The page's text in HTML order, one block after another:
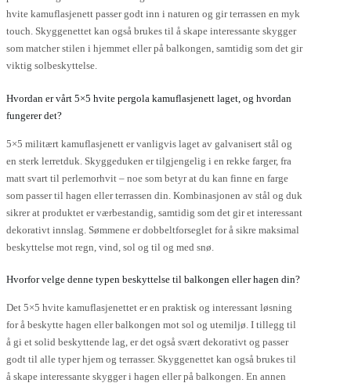
hvite kamuflasjenett passer godt inn i naturen og gir terrassen en myk
touch. Skyggenettet kan også brukes til å skape interessante skygger
som matcher stilen i hjemmet eller på balkongen, samtidig som det gir
viktig solbeskyttelse.
Hvordan er vårt 5×5 hvite pergola kamuflasjenett laget, og hvordan
fungerer det?
5×5 militært kamuflasjenett er vanligvis laget av galvanisert stål og
en sterk lerretduk. Skyggeduken er tilgjengelig i en rekke farger, fra
matt svart til perlemorhvit – noe som betyr at du kan finne en farge
som passer til hagen eller terrassen din. Kombinasjonen av stål og duk
sikrer at produktet er værbestandig, samtidig som det gir et interessant
dekorativt innslag. Sømmene er dobbeltforseglet for å sikre maksimal
beskyttelse mot regn, vind, sol og til og med snø.
Hvorfor velge denne typen beskyttelse til balkongen eller hagen din?
Det 5×5 hvite kamuflasjenettet er en praktisk og interessant løsning
for å beskytte hagen eller balkongen mot sol og utemiljø. I tillegg til
å gi et solid beskyttende lag, er det også svært dekorativt og passer
godt til alle typer hjem og terrasser. Skyggenettet kan også brukes til
å skape interessante skygger i hagen eller på balkongen. En annen